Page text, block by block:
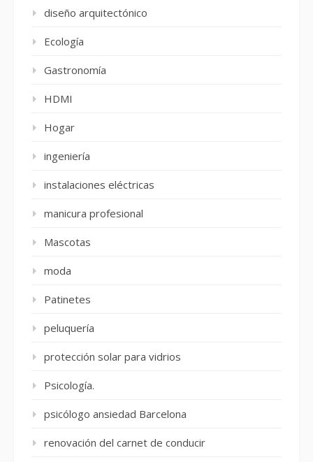
diseño arquitectónico
Ecología
Gastronomía
HDMI
Hogar
ingeniería
instalaciones eléctricas
manicura profesional
Mascotas
moda
Patinetes
peluquería
protección solar para vidrios
Psicología.
psicólogo ansiedad Barcelona
renovación del carnet de conducir